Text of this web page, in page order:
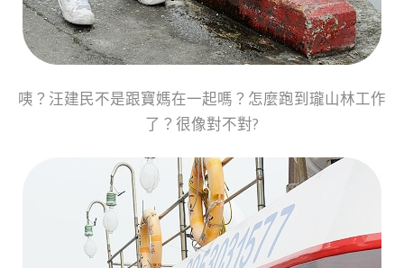
咦？汪建民不是跟寶媽在一起嗎？怎麼跑到瓏山林工作
了？很像對不對?